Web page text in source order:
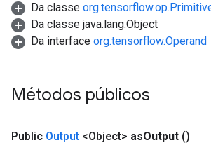
Da classe
Da classe java.lang.Object
Da interface org.tensorflow.Operand
Métodos públicos
Public Output <Object> asOutput ()